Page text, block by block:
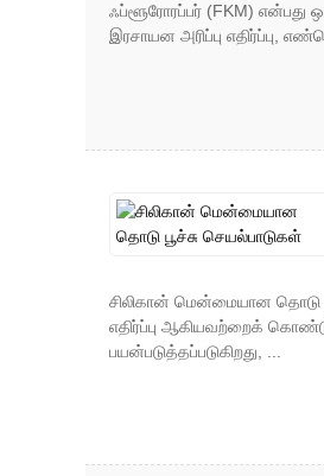
ஃப்ளூரோரப்பர் (FKM) என்பது
இரசாயன அரிப்பு எதிர்ப்பு,
சிலிகான் மென்மையான தொடு
எதிர்ப்பு ஆகியவற்றைக்
பயன்படுத்தப்படுகிறது, ...